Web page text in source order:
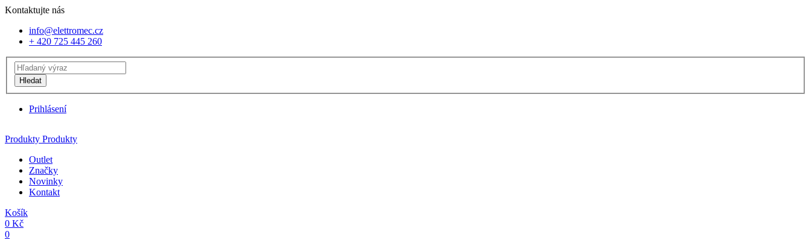
Kontaktujte nás
info@elettromec.cz
+ 420 725 445 260
Hledat
Prihlásení
Produkty Produkty
Outlet
Značky
Novinky
Kontakt
Košík
0 Kč
0